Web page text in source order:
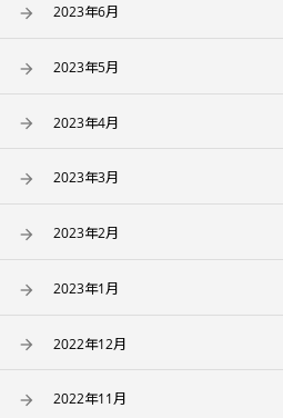
2023年6月
2023年5月
2023年4月
2023年3月
2023年2月
2023年1月
2022年12月
2022年11月